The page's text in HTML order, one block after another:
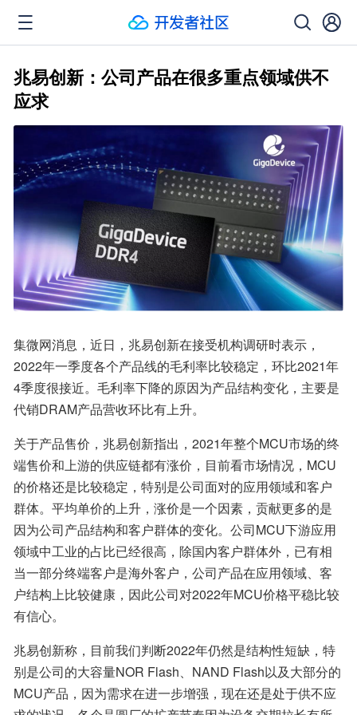
兆易创新：公司产品在很多重点领域供不
应求
集微网消息，近日，兆易创新在接受机构调研时表示，
2022年一季度各个产品线的毛利率比较稳定，环比2021年
4季度很接近。毛利率下降的原因为产品结构变化，主要是
代销DRAM产品营收环比有上升。
关于产品售价，兆易创新指出，2021年整个MCU市场的终
端售价和上游的供应链都有涨价，目前看市场情况，MCU
的价格还是比较稳定，特别是公司面对的应用领域和客户
群体。平均单价的上升，涨价是一个因素，贡献更多的是
因为公司产品结构和客户群体的变化。公司MCU下游应用
领域中工业的占比已经很高，除国内客户群体外，已有相
当一部分终端客户是海外客户，公司产品在应用领域、客
户结构上比较健康，因此公司对2022年MCU价格平稳比较
有信心。
兆易创新称，目前我们判断2022年仍然是结构性短缺，特
别是公司的大容量NOR Flash、NAND Flash以及大部分的
MCU产品，因为需求在进一步增强，现在还是处于供不应